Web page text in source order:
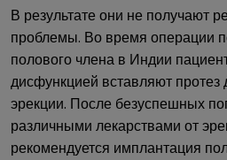
В результате они не получают
проблемы. Во время операции
полового члена в Индии
дисфункцией вставляют протез
эрекции. После безуспешных
различными лекарствами от
рекомендуется имплантация